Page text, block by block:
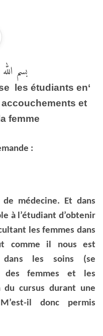
بسم
les étudiants en
et
femme.
:
médecine. Et dans
à l’étudiant d’obtenir
les femmes dans
comme il nous est
les soins (se
des femmes et les
du cursus durant une
il donc permis